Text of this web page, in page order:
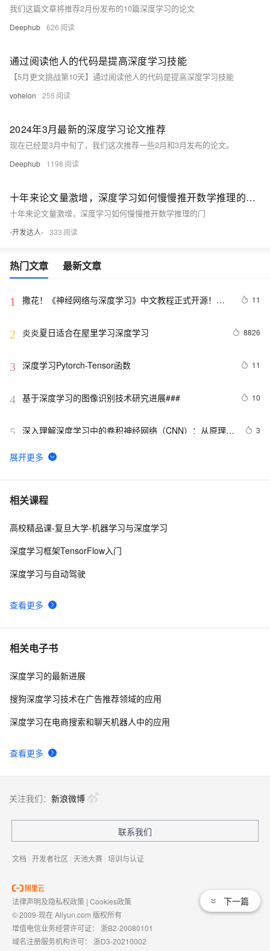
我们这篇文章将推荐2月份发布的10篇深度学习的论文
Deephub 626
通过阅读他人的代码是提高深度学习技能
【5月更文挑战第10天】通过阅读他人的代码是提高深度学习技能
vohelon 255
2024年3月最新的深度学习论文推荐
现在已经是3月中旬了，我们这次推荐一些2月和3月发布的论文。
Deephub 1198
十年来论文量激增，深度学习如何慢慢推开数学推理的门（2）
十年来论文量激增，深度学习如何慢慢推开数学推理的门
-开发达人- 333
热门文章 最新文章
1
撒花！《神经网络与深度学习》中文教程正式开源！全
11
2 炎炎夏日适合在屋里学习深度学习 8826
3 深度学习Pytorch-Tensor函数 11
4 10
5 深入理解深度学习中的卷积神经网络（CNN）：从原理到
3
6 Python深度学习面试：CNN、RNN与Transformer详解
7 深度学习中的图像风格迁移技术探析
8 使用PyTorch解决多分类问题：构建、训练和评估深度学
相关课程
查看更多
高校精品课-复旦大学-机器学习与深度学习
深度学习框架TensorFlow入门
深度学习与自动驾驶
相关电子书
查看更多
深度学习的最新进展
搜狗深度学习技术在广告推荐领域的应用
深度学习在电商搜索和聊天机器人中的应用
下一篇
关注我们： 新浪微博
联系我们
文档 | 开发者社区 | 天池大赛 | 培训与认证
法律声明及隐私权政策 | Cookies政策
© 2009-现在 Aliyun.com 版权所有
增值电信业务经营许可证： 浙B2-20080101
域名注册服务机构许可： 浙D3-20210002